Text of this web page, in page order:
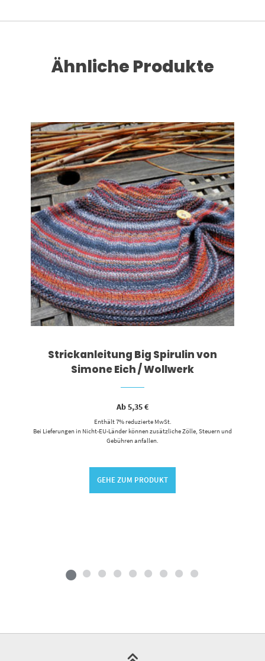
Ähnliche Produkte
Dieses Produkt weist mehrere Varianten auf. Die Optionen können auf der Produktseite gewählt werden
Strickanleitung Big Spirulin von
Simone Eich / Wollwerk
Ab5,35€
Enthält 7% reduzierte MwSt.
Bei Lieferungen in Nicht-EU-Länder können zusätzliche Zölle, Steuern und
Gebühren anfallen.
GEHE ZUM PRODUKT